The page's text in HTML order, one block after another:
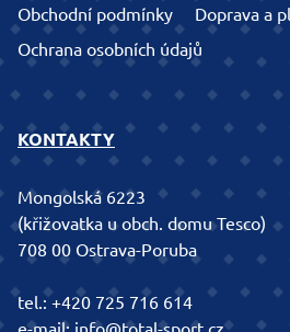
Obchodní podmínky
Doprava a
Ochrana osobních údajů
KONTAKTY
Mongolská 6223
(křižovatka u obch. domu Tesco)
708 00 Ostrava-Poruba
tel.:+420 725 716 614